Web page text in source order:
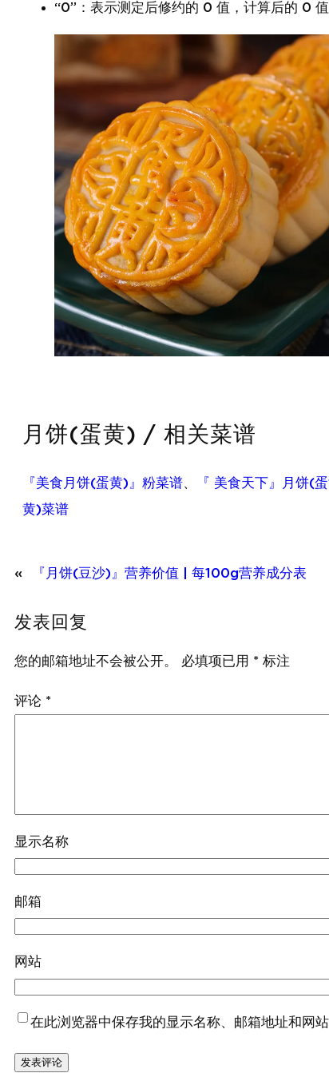
“0”：表示测定后修约的 0 值，计算后的 0
月饼(蛋黄) / 相关菜谱
『美食月饼(蛋黄)』粉菜谱、 『 美食天下』月饼(
黄)菜谱
« 『月饼(豆沙)』营养价值 | 每100g营养成分表
发表回复
您的邮箱地址不会被公开。 必填项已用 * 标注
评论 *
显示名称
邮箱
网站
在此浏览器中保存我的显示名称、邮箱地址和网